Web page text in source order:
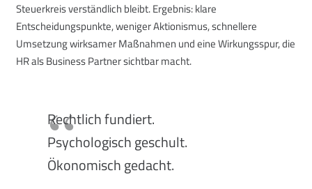
Steuerkreis verständlich bleibt. Ergebnis: klare
Entscheidungspunkte, weniger Aktionismus, schnellere
Umsetzung wirksamer Maßnahmen und eine Wirkungsspur, die
HR als Business Partner sichtbar macht.
Rechtlich fundiert.
Psychologisch geschult.
Ökonomisch gedacht.